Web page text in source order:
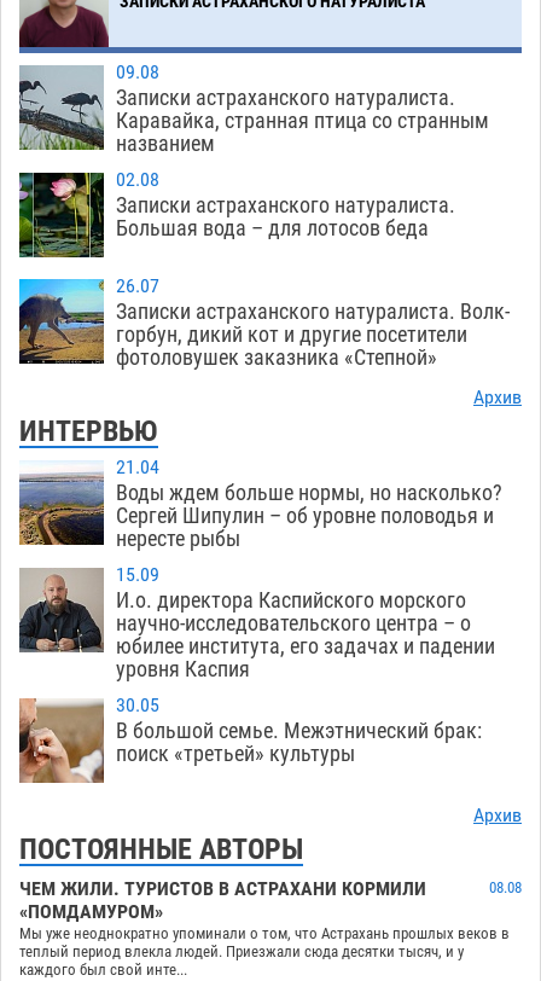
Загрузить еще
09.08
Записки астраханского натуралиста.
Каравайка, странная птица со странным
названием
02.08
Записки астраханского натуралиста.
Большая вода – для лотосов беда
26.07
Записки астраханского натуралиста. Волк-
горбун, дикий кот и другие посетители
фотоловушек заказника «Степной»
Архив
ИНТЕРВЬЮ
21.04
Воды ждем больше нормы, но насколько?
Сергей Шипулин – об уровне половодья и
нересте рыбы
15.09
И.о. директора Каспийского морского
научно-исследовательского центра – о
юбилее института, его задачах и падении
уровня Каспия
30.05
В большой семье. Межэтнический брак:
поиск «третьей» культуры
Архив
ПОСТОЯННЫЕ АВТОРЫ
ЧЕМ ЖИЛИ. ТУРИСТОВ В АСТРАХАНИ КОРМИЛИ
«ПОМДАМУРОМ»
08.08
Мы уже неоднократно упоминали о том, что Астрахань прошлых веков в
теплый период влекла людей. Приезжали сюда десятки тысяч, и у
каждого был свой инте...